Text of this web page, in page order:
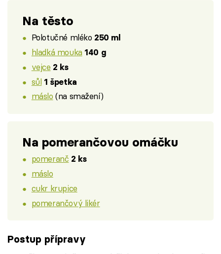
Na těsto
Polotučné mléko 250 ml
hladká mouka 140 g
vejce 2 ks
sůl 1 špetka
máslo (na smažení)
Na pomerančovou omáčku
pomeranč 2 ks
máslo
cukr krupice
pomerančový likér
Postup přípravy